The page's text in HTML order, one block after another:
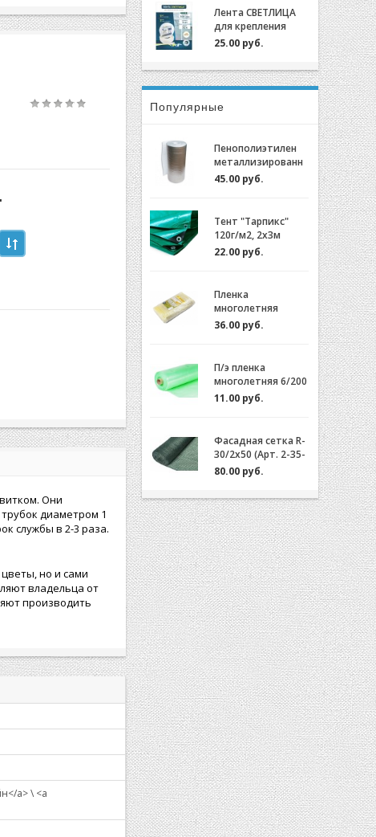
для теплиц
оцинкованный,
0,7мм (2м)
Лента СВЕТЛИЦА
для крепления
пленки к теплице
длина 30м, ширина
3 см, 700 мкм
25.00 руб.
Популярные
Пенополиэтилен
металлизированн
ый (НПЭ 2-120-25)
45.00 руб.
Тент "Тарпикс"
120г/м2, 2х3м
22.00 руб.
Пленка
многолетняя
"Светлица 6/200"
(7 лет) за 1м.пог.
36.00 руб.
П/э пленка
многолетняя 6/200
(2-3 года) Зеленая/
Желтая за 1м.пог.
11.00 руб.
Фасадная сетка R-
30/2x50 (Арт. 2-35-
50)
80.00 руб.
Они
диаметром 1
службы в 2-3 раза.
но и сами
владельца от
производить
a> \ <a